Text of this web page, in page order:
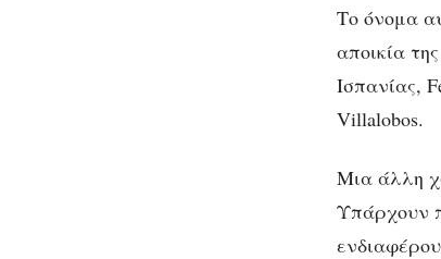
Το όνομα
αποικία
Ισπανίας,
Villalobos.
Μια άλλη
Υπάρχουν